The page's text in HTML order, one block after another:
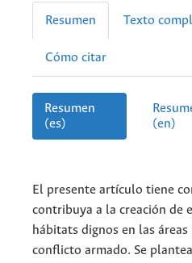
Resumen Texto
Cómo citar
Resumen
(es)
(en)
El presente artículo tiene
contribuya a la creación de
hábitats dignos en las
conflicto armado. Se